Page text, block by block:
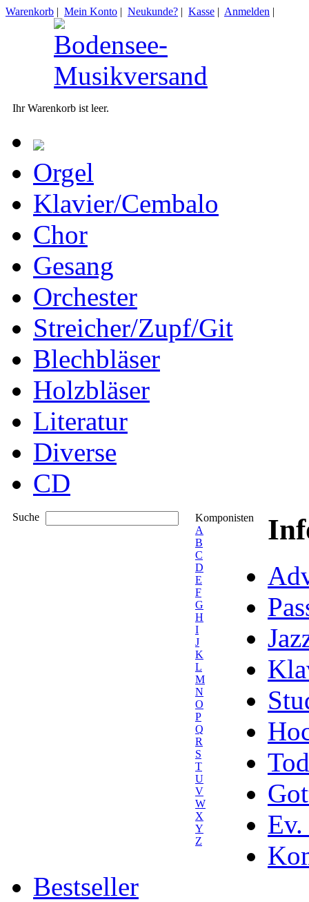
Warenkorb | Mein Konto | Neukunde? | Kasse | Anmelden |
Ihr Warenkorb ist leer.
Orgel
Klavier/Cembalo
Chor
Gesang
Orchester
Streicher/Zupf/Git
Blechbläser
Holzbläser
Literatur
Diverse
CD
Suche
Komponisten
A
B
C
D
E
F
G
H
I
J
K
L
M
N
O
P
Q
R
S
T
U
V
W
X
Y
Z
Ev.
Bestseller